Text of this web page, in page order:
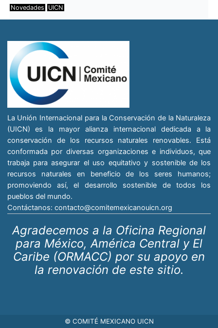
Novedades UICN
La Unión Internacional para la Conservación de la Naturaleza
(UICN) es la mayor alianza internacional dedicada a la
conservación de los recursos naturales renovables. Está
conformada por diversas organizaciones e individuos, que
trabaja para asegurar el uso equitativo y sostenible de los
recursos naturales en beneficio de los seres humanos;
promoviendo así, el desarrollo sostenible de todos los
pueblos del mundo.
Contáctanos: contacto@comitemexicanouicn.org
Agradecemos a la Oficina Regional
para México, América Central y El
Caribe (ORMACC) por su apoyo en
la renovación de este sitio.
© COMITÉ MEXICANO UICN